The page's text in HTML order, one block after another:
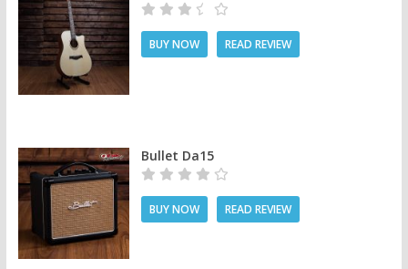
BUY NOW READ REVIEW
Bullet Da15
BUY NOW READ REVIEW